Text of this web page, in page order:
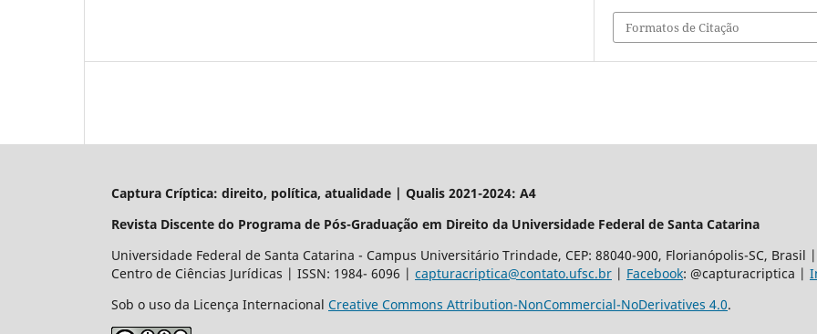
Formatos de Citação
Captura Críptica: direito, política, atualidade | Qualis 2021-2024: A4
Revista Discente do Programa de Pós-Graduação em Direito da Universidade Federal de Santa Catarina
Universidade Federal de Santa Catarina - Campus Universitário Trindade, CEP: 88040-900, Florianópolis-SC,
Centro de Ciências Jurídicas | ISSN: 1984- 6096 | capturacriptica@contato.ufsc.br | Facebook: @capturacriptica |
Sob o uso da Licença Internacional Creative Commons Attribution-NonCommercial-NoDerivatives 4.0.